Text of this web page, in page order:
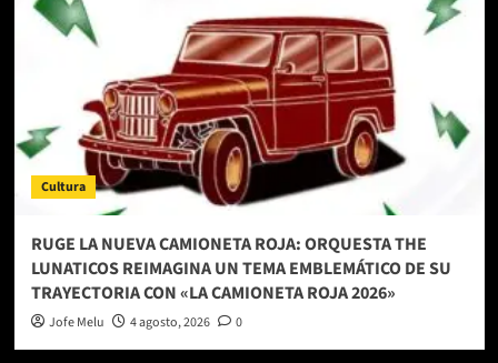
Cultura
RUGE LA NUEVA CAMIONETA ROJA: ORQUESTA THE
LUNATICOS REIMAGINA UN TEMA EMBLEMÁTICO DE SU
TRAYECTORIA CON «LA CAMIONETA ROJA 2026»
Jofe Melu 4 agosto, 2026 0